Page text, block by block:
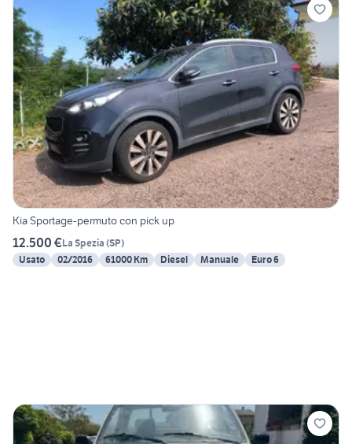
Kia Sportage-permuto con pick up
12.500 €La Spezia (SP)
Usato
02/2016 61000 Km Diesel Manuale Euro 6